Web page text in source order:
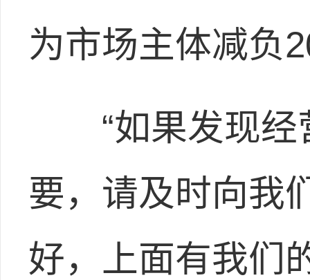
为市场主体减负
“如果发现经
要，请及时向我
好，上面有我们